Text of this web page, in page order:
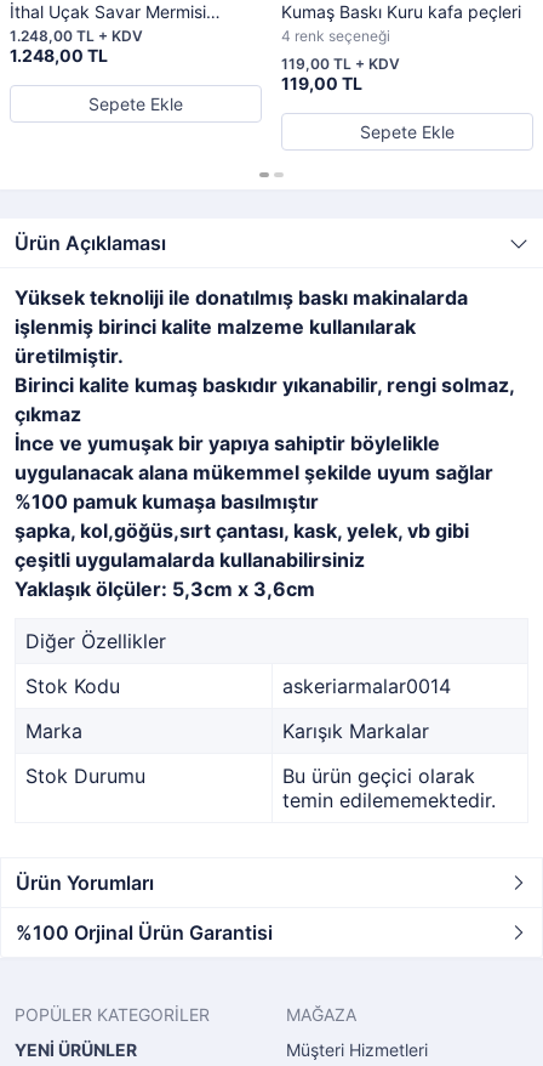
İthal Uçak Savar Mermisi
Tükenmez Kalem
1.248,00 TL
1.248,00 TL + KDV
Sepete Ekle
Kumaş Baskı Kuru kafa peçleri
4 renk seçeneği
119,00 TL
119,00 TL + KDV
Sepete Ekle
Ürün Açıklaması
Yüksek teknoliji ile donatılmış baskı makinalarda
işlenmiş birinci kalite malzeme kullanılarak
üretilmiştir.
Birinci kalite kumaş baskıdır yıkanabilir, rengi solmaz,
çıkmaz
İnce ve yumuşak bir yapıya sahiptir böylelikle
uygulanacak alana mükemmel şekilde uyum sağlar
%100 pamuk kumaşa basılmıştır
şapka, kol,göğüs,sırt çantası, kask, yelek, vb gibi
çeşitli uygulamalarda kullanabilirsiniz
Yaklaşık ölçüler: 5,3cm x 3,6cm
Diğer Özellikler
Stok Kodu
askeriarmalar0014
Marka
Karışık Markalar
Stok Durumu
Bu ürün geçici olarak
temin edilememektedir.
Ürün Yorumları
%100 Orjinal Ürün Garantisi
POPÜLER KATEGORİLER
YENİ ÜRÜNLER
MAĞAZA
Müşteri Hizmetleri